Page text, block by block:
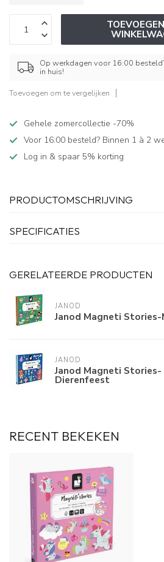
Op werkdagen voor 16:00
in huis!
Toevoegen om te vergelijken
Gehele zomercollectie -70%
Voor 16:00 besteld? Binnen 1 à 2
Log in & spaar 5% korting
PRODUCTOMSCHRIJVING
SPECIFICATIES
GERELATEERDE PRODUCTEN
JANOD
Janod Magneti
JANOD
Janod Magneti Stories-
Dierenfeest
RECENT BEKEKEN